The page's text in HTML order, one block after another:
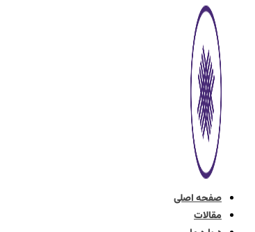
پرش
محتوا
صفحه اصلی
مقالات